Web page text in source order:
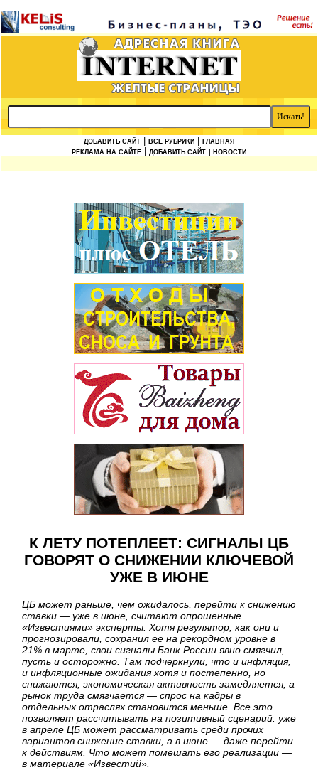
ДОБАВИТЬ САЙТ ВСЕ РУБРИКИ
ГЛАВНАЯ
РЕКЛАМА НА САЙТЕ
ДОБАВИТЬ САЙТ | НОВОСТИ
К ЛЕТУ ПОТЕПЛЕЕТ: СИГНАЛЫ ЦБ
ГОВОРЯТ О СНИЖЕНИИ КЛЮЧЕВОЙ
УЖЕ В ИЮНЕ
ЦБ может раньше, чем ожидалось, перейти к снижению
ставки — уже в июне, считают опрошенные
«Известиями» эксперты. Хотя регулятор, как они и
прогнозировали, сохранил ее на рекордном уровне в
21% в марте, свои сигналы Банк России явно смягчил,
пусть и осторожно. Там подчеркнули, что и инфляция,
и инфляционные ожидания хотя и постепенно, но
снижаются, экономическая активность замедляется, а
рынок труда смягчается — спрос на кадры в
отдельных отраслях становится меньше. Все это
позволяет рассчитывать на позитивный сценарий: уже
в апреле ЦБ может рассматривать среди прочих
вариантов снижение ставки, а в июне — даже перейти
к действиям. Что может помешать его реализации —
в материале «Известий».